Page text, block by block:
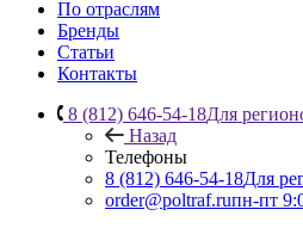
По отраслям
Бренды
Статьи
Контакты
8 (812) 646-54-18Для
Назад
Телефоны
8 (812) 646-54-18Для
order@poltraf.ruпн-пт